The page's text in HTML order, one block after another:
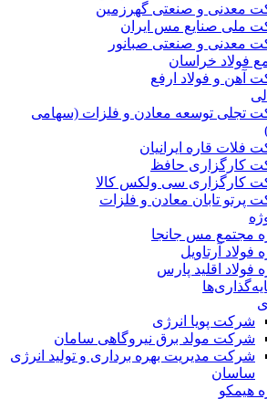
معدنی و صنعتی گهرزمین
ملی صنایع مس ایران
معدنی و صنعتی صبانور
فولاد خراسان
آهن و فولاد ارفع
تجلی توسعه معادن و فلزات (سهامی
فلات قاره ایرانیان
کارگزاری حافظ
کارگزاری سی ولکس کالا
پرتو تابان معادن و فلزات
مجتمع مس جانجا
فولاد آرتاویل
فولاد اقلید پارس
شرکت پویا انرژی
شرکت مولد برق نیروگاهی سامان
شرکت مدیریت بهره برداری و تولید انرژی
ساسان
هیمکو